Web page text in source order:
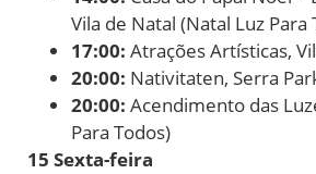
Vila de Natal (Natal Luz Para
17:00: Atrações Artísticas,
20:00: Nativitaten, Serra
20:00: Acendimento das
Para Todos)
15 Sexta-feira